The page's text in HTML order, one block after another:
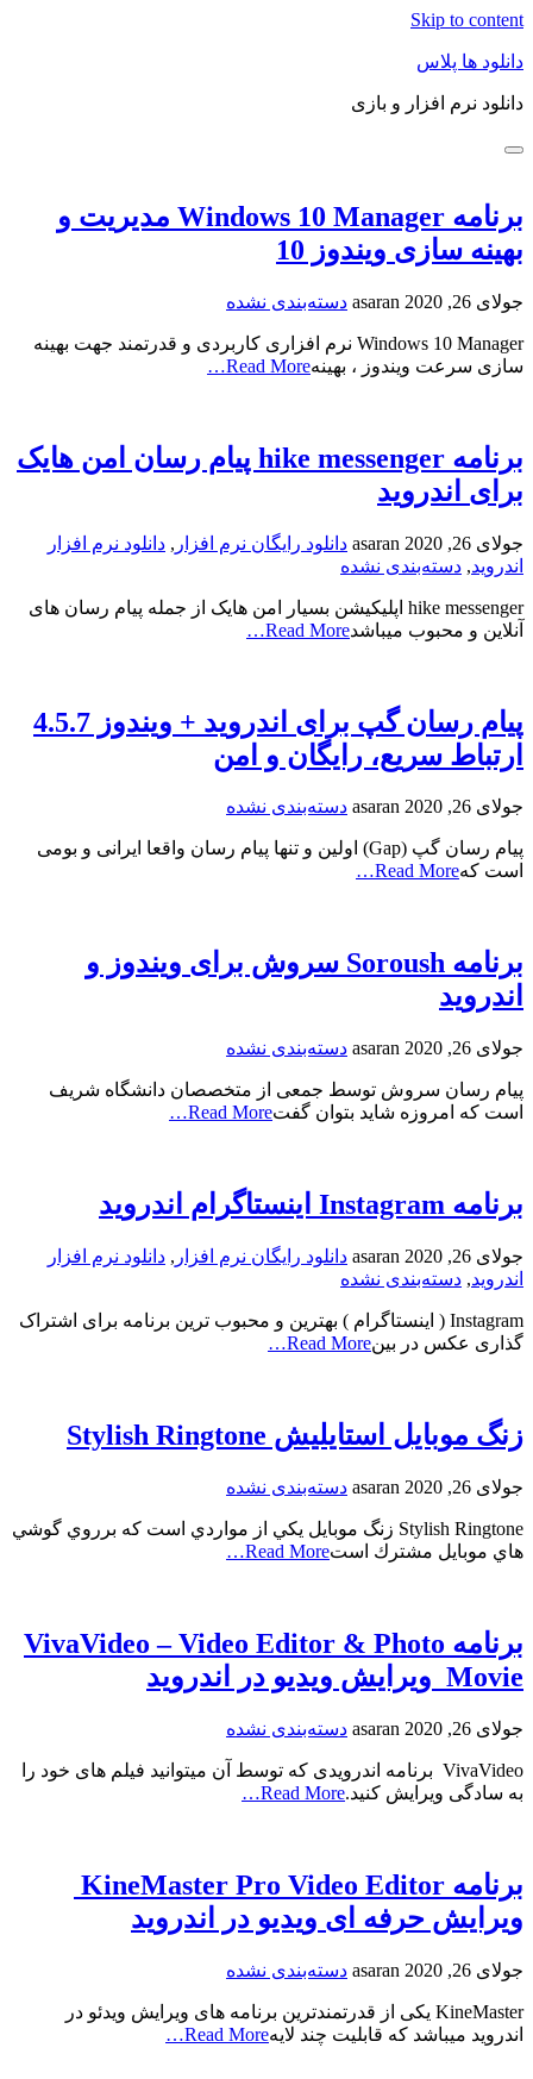
Skip to content
دانلود ها پلاس
دانلود نرم افزار و بازی
برنامه Windows 10 Manager مدیریت و
بهینه سازی ویندوز 10
جولای 26, 2020 asaran دسته‌بندی نشده
Windows 10 Manager نرم افزاری کاربردی و قدرتمند جهت بهینه
سازی سرعت ویندوز ، بهینهRead More…
برنامه hike messenger پیام‌ رسان‌ امن هایک
برای اندروید
جولای 26, 2020 asaran دانلود رایگان نرم افزار , دانلود نرم افزار
اندروید, دسته‌بندی نشده
hike messenger اپلیکیشن بسیار امن هایک از جمله پیام‌ رسان‌ های
آنلاین و محبوب میباشدRead More…
پیام رسان گپ برای اندروید + ویندوز 4.5.7
ارتباط سریع، رایگان و امن
جولای 26, 2020 asaran دسته‌بندی نشده
پیام رسان گپ (Gap) اولین و تنها پیام‌ رسان واقعا ایرانی و بومی
است کهRead More…
برنامه Soroush سروش برای ویندوز و
اندروید
جولای 26, 2020 asaran دسته‌بندی نشده
پیام رسان سروش توسط جمعی از متخصصان دانشگاه شریف
است که امروزه شاید بتوان گفتRead More…
برنامه Instagram اینستاگرام اندروید
جولای 26, 2020 asaran دانلود رایگان نرم افزار , دانلود نرم افزار
اندروید, دسته‌بندی نشده
Instagram ( اینستاگرام ) بهترین و محبوب ترین برنامه برای اشتراک‌
گذاری عکس در بینRead More…
زنگ موبايل استايليش Stylish Ringtone
جولای 26, 2020 asaran دسته‌بندی نشده
Stylish Ringtone زنگ موبايل يكي از مواردي است كه برروي گوشي
هاي موبايل مشترك استRead More…
برنامه VivaVideo – Video Editor & Photo
Movie ویرایش ویدیو در اندروید
جولای 26, 2020 asaran دسته‌بندی نشده
VivaVideo برنامه اندرویدی که توسط آن میتوانید فیلم های خود را
به سادگی ویرایش کنید.Read More…
ویرایش حرفه ای ویدیو در اندروید
جولای 26, 2020 asaran دسته‌بندی نشده
KineMaster یکی از قدرتمندترین برنامه های ویرایش ویدئو در
اندروید میباشد که قابلیت چند لایهRead More…